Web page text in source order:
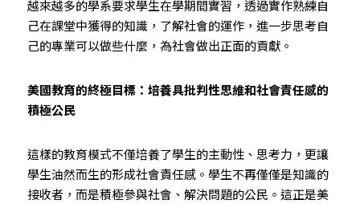
越來越多的學系要求學生在學期間實習，透過實作熟練自
己在課堂中獲得的知識，了解社會的運作，進一步思考自
己的專業可以做些什麼，為社會做出正面的貢獻。
美國教育的終極目標：培養具批判性思維和社會責任感的
積極公民
這樣的教育模式不僅培養了學生的主動性、思考力，更讓
學生油然而生的形成社會責任感。學生不再僅僅是知識的
接收者，而是積極參與社會、解決問題的公民。這正是美